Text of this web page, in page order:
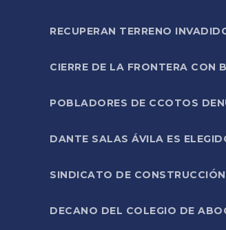
RECUPERAN TERRENO
CIERRE DE LA FRONTERA CON
POBLADORES DE CCOTOS
DANTE SALAS ÁVILA ES
SINDICATO DE
DECANO DEL COLEGIO DE